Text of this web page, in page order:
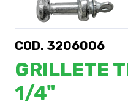
COD. 3206006
GRILLETE
1/4"